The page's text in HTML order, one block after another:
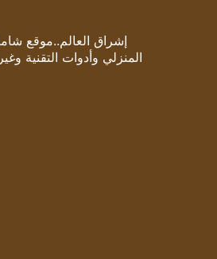
إشراق العالم..موقع
المنزلي وأدوات التقنية